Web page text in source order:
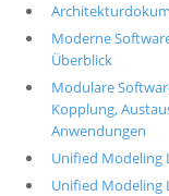
Moderne
Überblick
Modulare
Kopplung,
Anwendungen
Unified Modeling
Unified Modeling